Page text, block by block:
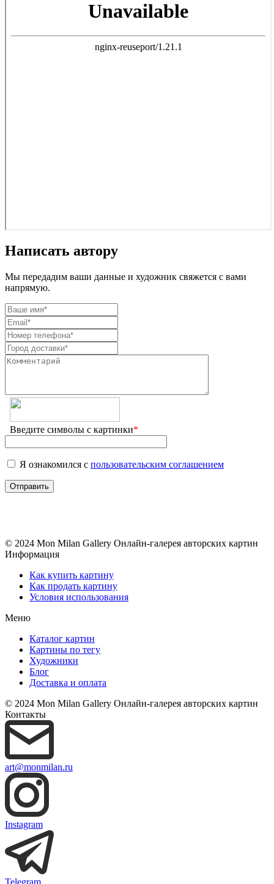
Написать автору
Мы передадим ваши данные и художник свяжется с вами
напрямую.
Введите символы с картинки*
Я ознакомился с пользовательским соглашением
© 2024 Mon Milan Gallery Онлайн-галерея авторских картин
Информация
Как купить картину
Как продать картину
Условия использования
Меню
Каталог картин
Картины по тегу
Художники
Блог
Доставка и оплата
© 2024 Mon Milan Gallery Онлайн-галерея авторских картин
Контакты
art@monmilan.ru
Instagram
Telegram